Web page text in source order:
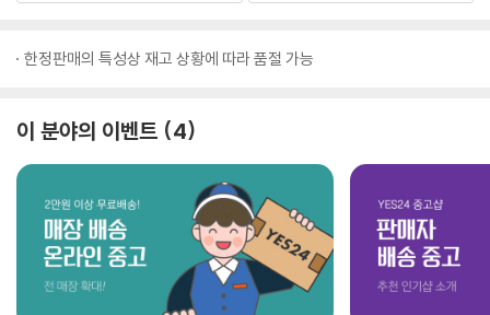
한정판매의 특성상 재고 상황에 따라 품절 가능
이 분야의 이벤트 4